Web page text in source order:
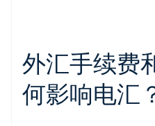
外汇手续费
何影响电汇